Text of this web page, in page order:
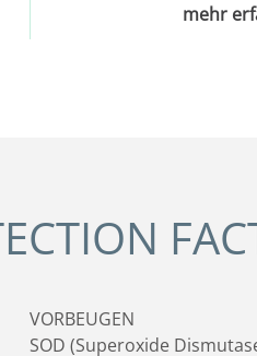
mehr
VORBEUGEN
SOD (Superoxide